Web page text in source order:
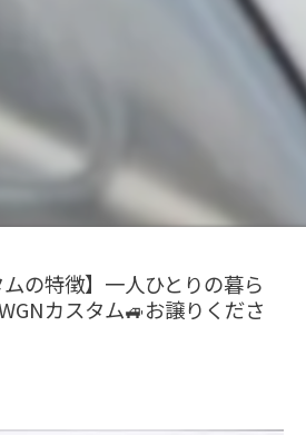
ムの特徴】一人ひとりの暮ら
カスタム🚙お譲りくださ